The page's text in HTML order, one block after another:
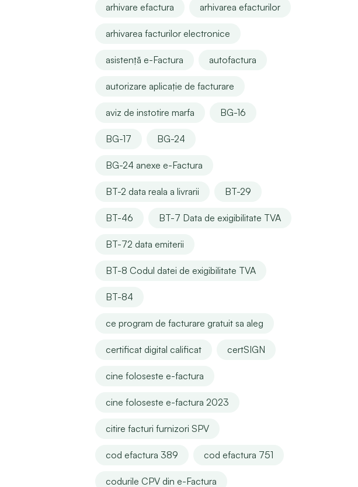
arhivare efactura arhivarea efacturilor
arhivarea facturilor electronice
asistență e-Factura autofactura
autorizare aplicație de facturare
aviz de instotire marfa BG-16
BG-17 BG-24
BG-24 anexe e-Factura
BT-2 data reala a livrarii BT-29
BT-46 BT-7 Data de exigibilitate TVA
BT-72 data emiterii
BT-8 Codul datei de exigibilitate TVA
BT-84
ce program de facturare gratuit sa aleg
certificat digital calificat certSIGN
cine foloseste e-factura
cine foloseste e-factura 2023
citire facturi furnizori SPV
cod efactura 389 cod efactura 751
codurile CPV din e-Factura